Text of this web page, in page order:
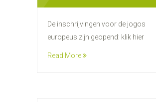
De inschrijvingen voor de jogos
europeus zijn geopend: klik hier
Read More